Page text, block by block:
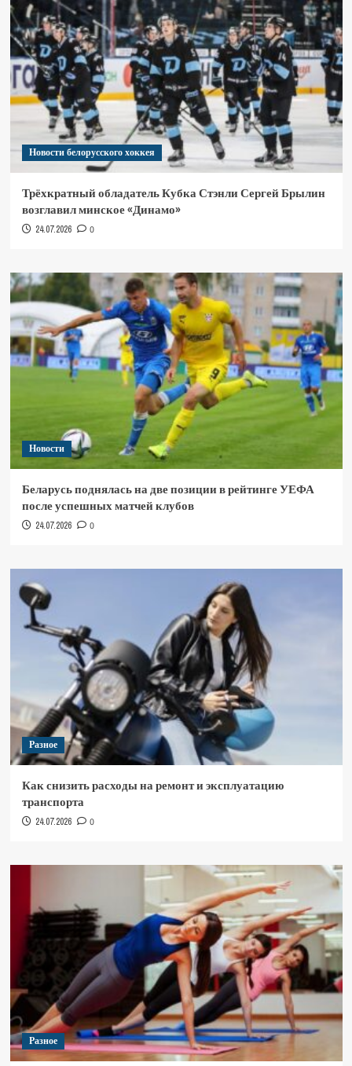
Новости белорусского хоккея
Трёхкратный обладатель Кубка Стэнли Сергей Брылин
возглавил минское «Динамо»
24.07.2026 0
Новости
Беларусь поднялась на две позиции в рейтинге УЕФА
после успешных матчей клубов
24.07.2026 0
Разное
Как снизить расходы на ремонт и эксплуатацию
транспорта
24.07.2026 0
Разное